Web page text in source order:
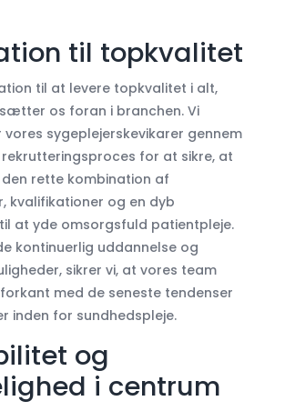
til topkvalitet
til at levere topkvalitet i alt,
os foran i branchen. Vi
vores sygeplejerskevikarer gennem
for at sikre, at
rette kombination af
kvalifikationer og en dyb
at yde omsorgsfuld patientpleje.
kontinuerlig uddannelse og
sikrer vi, at vores team
med de seneste tendenser
inden for sundhedspleje.
og
i centrum